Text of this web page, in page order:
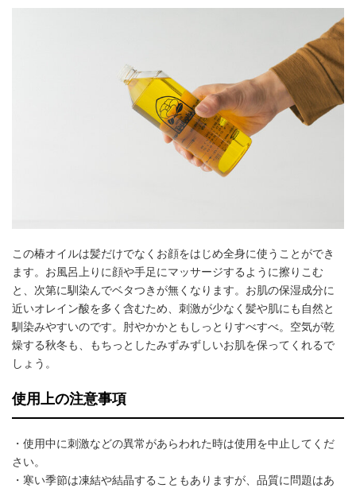
この椿オイルは髪だけでなくお顔をはじめ全身に使うことができ
ます。お風呂上りに顔や手足にマッサージするように擦りこむ
と、次第に馴染んでベタつきが無くなります。お肌の保湿成分に
近いオレイン酸を多く含むため、刺激が少なく髪や肌にも自然と
馴染みやすいのです。肘やかかともしっとりすべすべ。空気が乾
燥する秋冬も、もちっとしたみずみずしいお肌を保ってくれるで
しょう。
使用上の注意事項
・使用中に刺激などの異常があらわれた時は使用を中止してくだ
さい。
・寒い季節は凍結や結晶することもありますが、品質に問題はあ